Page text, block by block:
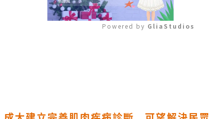
Powered by GliaStudios